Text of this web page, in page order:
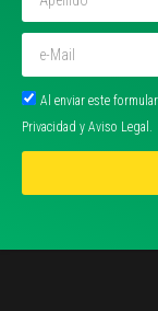
Al enviar este
Privacidad y Aviso Legal.